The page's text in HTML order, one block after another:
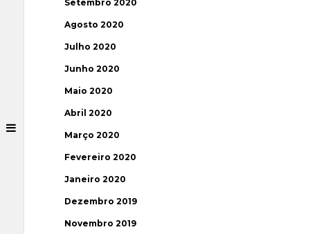
Setembro 2020
Agosto 2020
Julho 2020
Junho 2020
Maio 2020
Abril 2020
Março 2020
Fevereiro 2020
Janeiro 2020
Dezembro 2019
Novembro 2019